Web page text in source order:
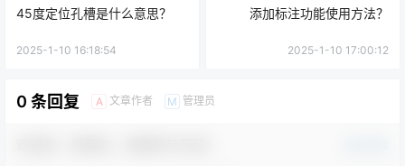
45度定位孔槽是什么意思？
2025-1-10 16:18:54
添加标注功能使用方法？
2025-1-10 17:00:12
0 条回复 A 文章作者 M 管理员